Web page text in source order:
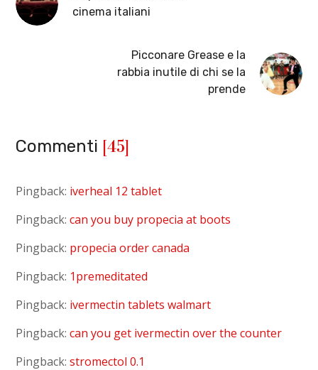
cinema italiani
Picconare Grease e la
rabbia inutile di chi se la
prende
Commenti [45]
Pingback: iverheal 12 tablet
Pingback:can you buy propecia at boots
Pingback: propecia order canada
Pingback: 1premeditated
Pingback: ivermectin tablets walmart
Pingback:can you get ivermectin over the counter
Pingback:stromectol 0.1